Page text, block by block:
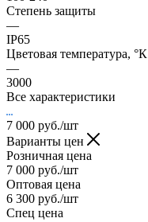
Степень защиты
—
IP65
Цветовая температура, °К
—
3000
Все характеристики
7 000 руб./шт
Варианты цен
Розничная цена
7 000 руб./шт
Оптовая цена
6 300 руб./шт
Спец цена